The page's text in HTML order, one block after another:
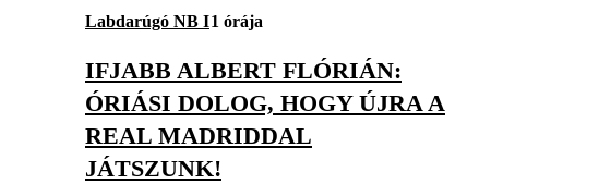
Labdarúgó NB I1 órája
IFJABB ALBERT FLÓRIÁN:
ÓRIÁSI DOLOG, HOGY ÚJRA A
REAL MADRIDDAL
JÁTSZUNK!